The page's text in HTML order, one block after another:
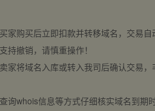
家购买后立即扣款并转移域名，交易
持撤销，请慎重操作！
家将域名入库或转入我司后确认交易
询whois信息等方式仔细核实域名到期